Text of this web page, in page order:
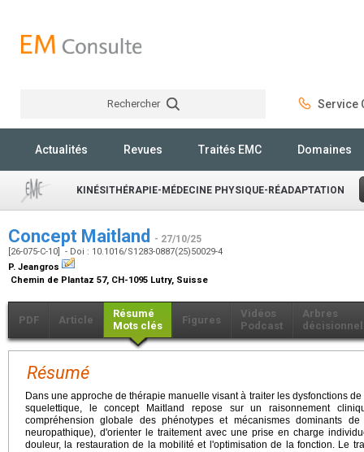
Rechercher Service
Actualités Revues Traités EMC Domaines
KINÉSITHÉRAPIE-MÉDECINE PHYSIQUE-RÉADAPTATION
Concept Maitland - 27/10/25
[26-075-C-10] - Doi : 10.1016/S1283-0887(25)50029-4
P. Jeangros
Chemin de Plantaz 57, CH-1095 Lutry, Suisse
PDF Article
Résumé
Mots clés
Figures
Vidéos
Podcast
Arbres
Résumé
Dans une approche de thérapie manuelle visant à traiter les dysfonctions
squelettique, le concept Maitland repose sur un raisonnement
compréhension globale des phénotypes et mécanismes dominants
neuropathique), d'orienter le traitement avec une prise en charge
douleur, la restauration de la mobilité et l'optimisation de la fonction. Le